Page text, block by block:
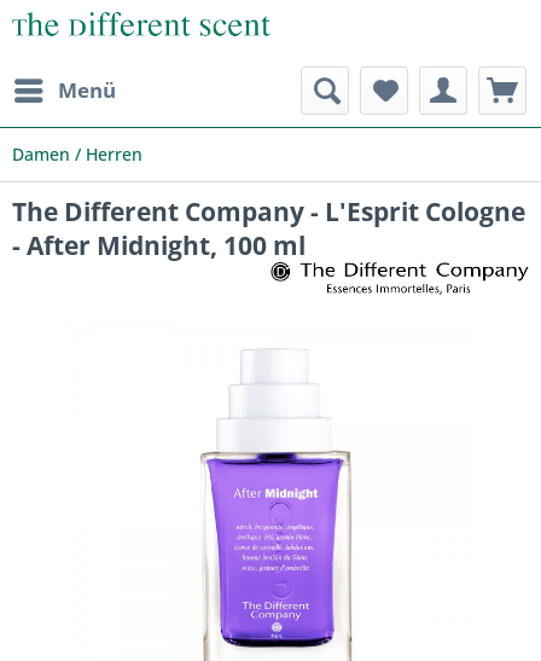
Menü
Damen / Herren
The Different Company - L'Esprit Cologne
- After Midnight, 100 ml